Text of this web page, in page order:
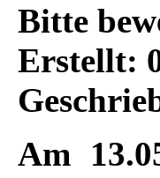
Bitte
Erstellt:
Am